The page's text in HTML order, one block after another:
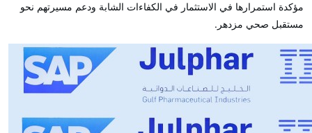
مؤكدة استمرارها في الاستثمار في الكفاءات الشابة ودعم مسيرتهم نحو
مستقبل صحي مزدهر.